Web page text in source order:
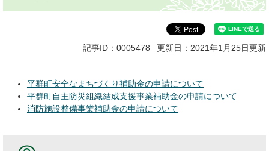
記事ID：0005478 更新日：2021年1月25日更新
平群町安全なまちづくり補助金の申請について
平群町自主防災組織結成支援事業補助金の申請について
消防施設整備事業補助金の申請について